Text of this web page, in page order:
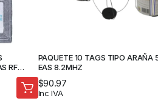
RF
PAQUETE 10 TAGS TIPO ARAÑA
EAS 8.2MHZ
$90.97
Inc IVA